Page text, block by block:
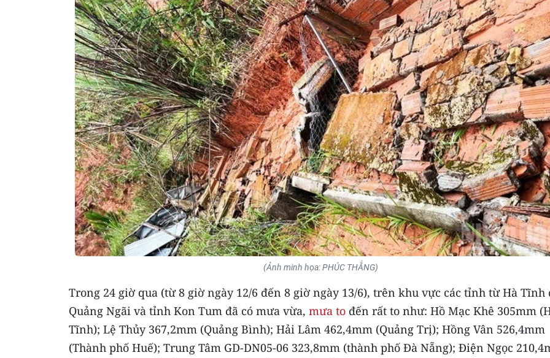
(Ảnh minh họa: PHÚC THẮNG)
Trong 24 giờ qua (từ 8 giờ ngày 12/6 đến 8 giờ ngày 13/6), trên khu vực các tỉnh từ Hà Tĩnh
Quảng Ngãi và tỉnh Kon Tum đã có mưa vừa, mưa to đến rất to như: Hồ Mạc Khê 305mm
Tĩnh); Lệ Thủy 367,2mm (Quảng Bình); Hải Lâm 462,4mm (Quảng Trị); Hồng Vân 526,4mm
(Thành phố Huế); Trung Tâm GD-DN05-06 323,8mm (thành phố Đà Nẵng); Điện Ngọc